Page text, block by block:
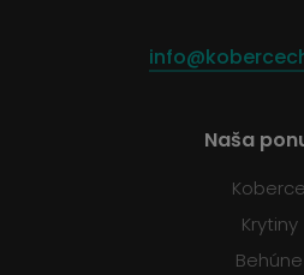
Naša
Koberce
Krytiny
Behúne